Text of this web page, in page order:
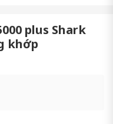
plus Shark
khớp